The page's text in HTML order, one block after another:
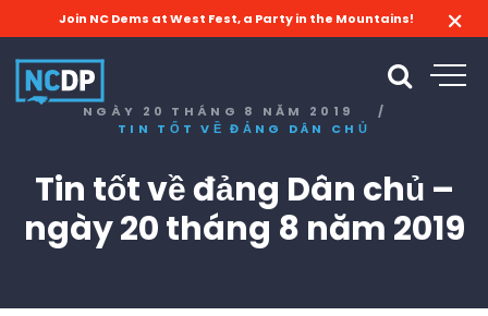
Join NC Dems at West Fest, a Party in the Mountains!
NGÀY 20 THÁNG 8 NĂM 2019
/
TIN TỐT VỀ ĐẢNG DÂN CHỦ
Tin tốt về đảng Dân chủ –
ngày 20 tháng 8 năm 2019